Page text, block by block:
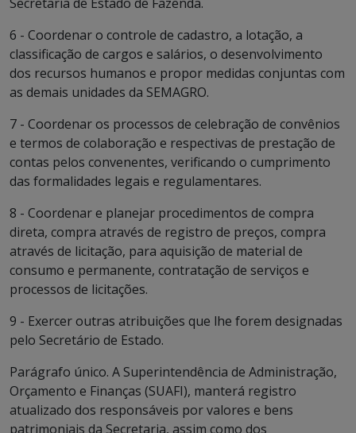
6 - Coordenar o controle de cadastro, a lotação, a
classificação de cargos e salários, o desenvolvimento
dos recursos humanos e propor medidas conjuntas com
as demais unidades da SEMAGRO.
7 - Coordenar os processos de celebração de convênios
e termos de colaboração e respectivas de prestação de
contas pelos convenentes, verificando o cumprimento
das formalidades legais e regulamentares.
8 - Coordenar e planejar procedimentos de compra
direta, compra através de registro de preços, compra
através de licitação, para aquisição de material de
consumo e permanente, contratação de serviços e
processos de licitações.
9 - Exercer outras atribuições que lhe forem designadas
pelo Secretário de Estado.
Parágrafo único. A Superintendência de Administração,
Orçamento e Finanças (SUAFI), manterá registro
atualizado dos responsáveis por valores e bens
patrimoniais da Secretaria, assim como dos